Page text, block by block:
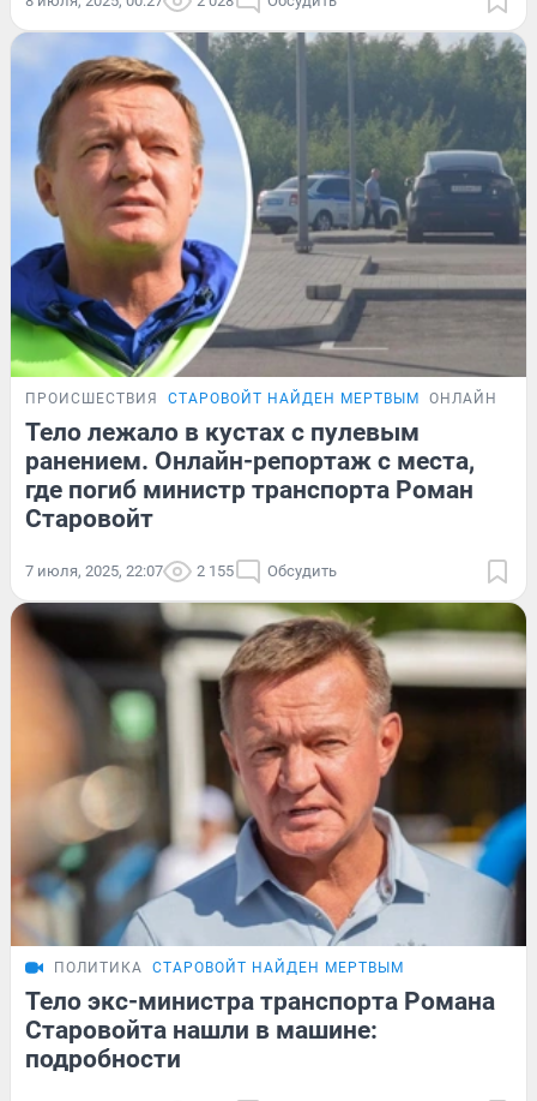
ПРОИСШЕСТВИЯ СТАРОВОЙТ НАЙДЕН МЕРТВЫМ ОНЛАЙН-
Тело лежало в кустах с пулевым
ранением. Онлайн-репортаж с места,
где погиб министр транспорта Роман
Старовойт
7 июля, 2025, 22:07 2 155 Обсудить
ПОЛИТИКА СТАРОВОЙТ НАЙДЕН МЕРТВЫМ
Тело экс-министра транспорта Романа
Старовойта нашли в машине:
подробности